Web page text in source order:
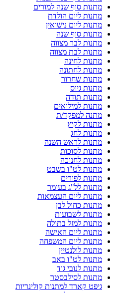
מתנות סוף שנה למורים
מתנות ליום הולדת
מתנות ליום נישואין
מתנות סוף שנה
מתנות לבר מצווה
מתנות לבת מצווה
מתנות לחינה
מתנות לחתונה
מתנות שחרור
מתנות גיוס
מתנות תודה
מתנות למילואים
מתנה למפקד/ת
מתנות לקיץ
מתנות לחג
מתנות לראש השנה
מתנות לסוכות
מתנות לחנוכה
מתנות לט"ו בשבט
מתנות לפורים
מתנות לל"ג בעומר
מתנות ליום העצמאות
מתנות כחול לבן
מתנות לשבועות
מתנות למזל בתולה
מתנות ליום האישה
מתנות ליום המשפחה
מתנות לולנטיין
מתנות לט"ו באב
מתנות לנובי גוד
מתנות לסילבסטר
גיפט קארד למתנות קולינריות